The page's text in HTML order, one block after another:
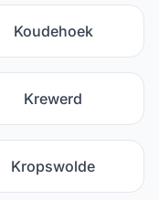
Koudehoek
Krewerd
Kropswolde